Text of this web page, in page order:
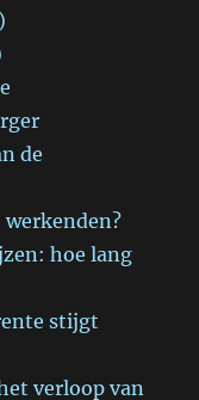
de
hoe lang
stijgt
verloop van